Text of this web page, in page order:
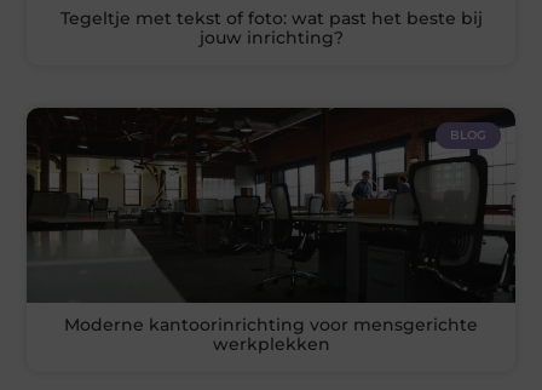
Tegeltje met tekst of foto: wat past het beste bij
jouw inrichting?
BLOG
Moderne kantoorinrichting voor mensgerichte
werkplekken